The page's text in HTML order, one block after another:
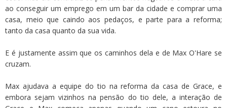
ao conseguir um emprego em um bar da cidade e comprar uma
casa, meio que caindo aos pedaços, e parte para a reforma;
tanto da casa quanto da sua vida.
E é justamente assim que os caminhos dela e de Max O'Hare se
cruzam.
Max ajudava a equipe do tio na reforma da casa de Grace, e
embora sejam vizinhos na pensão do tio dele, a interação de